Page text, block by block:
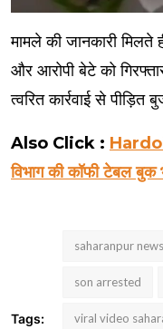
मामले की जानकारी
और आरोपी बेटे को
त्वरित कार्रवाई से पीड़ित
Also Click : Hardoi
विभाग की कॉफी टेबल बुक
Tags:
saharanpur news
son arrested
viral video